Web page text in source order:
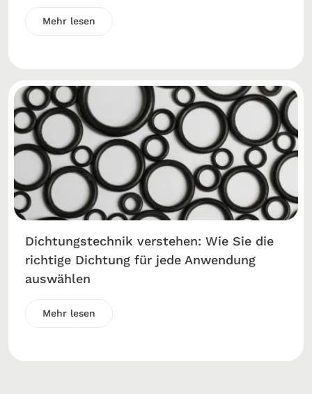
Mehr lesen
Dichtungstechnik verstehen: Wie Sie die
richtige Dichtung für jede Anwendung
auswählen
Mehr lesen